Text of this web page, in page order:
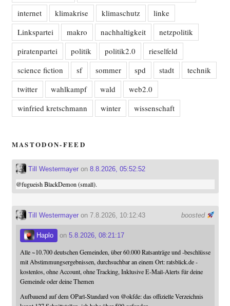
internet
klimakrise klimaschutz
linke
Linkspartei
makro nachhaltigkeit
netzpolitik
piratenpartei
politik politik2.0
rieselfeld
science fiction
sf sommer spd stadt
technik
twitter
wahlkampf wald
web2.0
winfried kretschmann
winter wissenschaft
MASTODON-FEED
Till Westermayeron 8.8.2026, 05:52:52
@fugueishBlackDemon (small).
boosted
Till Westermayeron 7.8.2026, 10:12:43
Haplo on 5.8.2026, 08:21:17
Alle ~10.700 deutschen Gemeinden, über 60.000 Ratsanträge und -beschlüsse
mit Abstimmungsergebnissen, durchsuchbar an einem Ort: ratsblick.de -
kostenlos, ohne Account, ohne Tracking, Inklusive E-Mail-Alerts für deine
Gemeinde oder deine Themen
Aufbauend auf dem OParl-Standard von @okfde: das offizielle Verzeichnis